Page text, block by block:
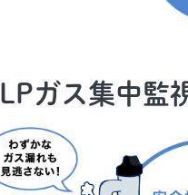
LPガス集中監